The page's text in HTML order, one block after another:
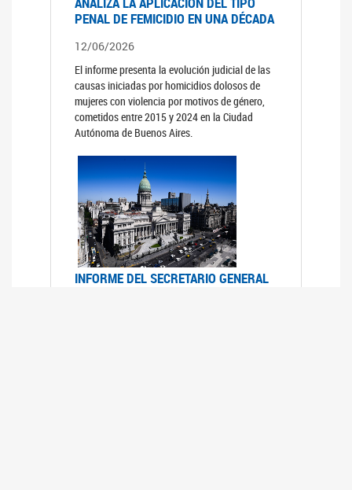
PENAL DE FEMICIDIO EN UNA DÉCADA
12/06/2026
El informe presenta la evolución judicial de las
causas iniciadas por homicidios dolosos de
mujeres con violencia por motivos de género,
cometidos entre 2015 y 2024 en la Ciudad
Autónoma de Buenos Aires.
INFORME DEL SECRETARIO GENERAL